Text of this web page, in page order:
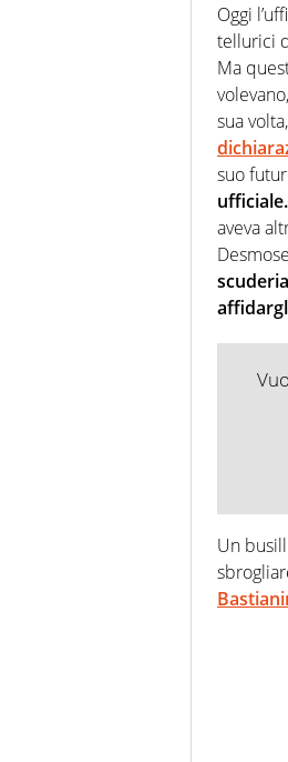
Oggi
tellurici
Ma
sua
suo
ufficiale.
aveva
Un